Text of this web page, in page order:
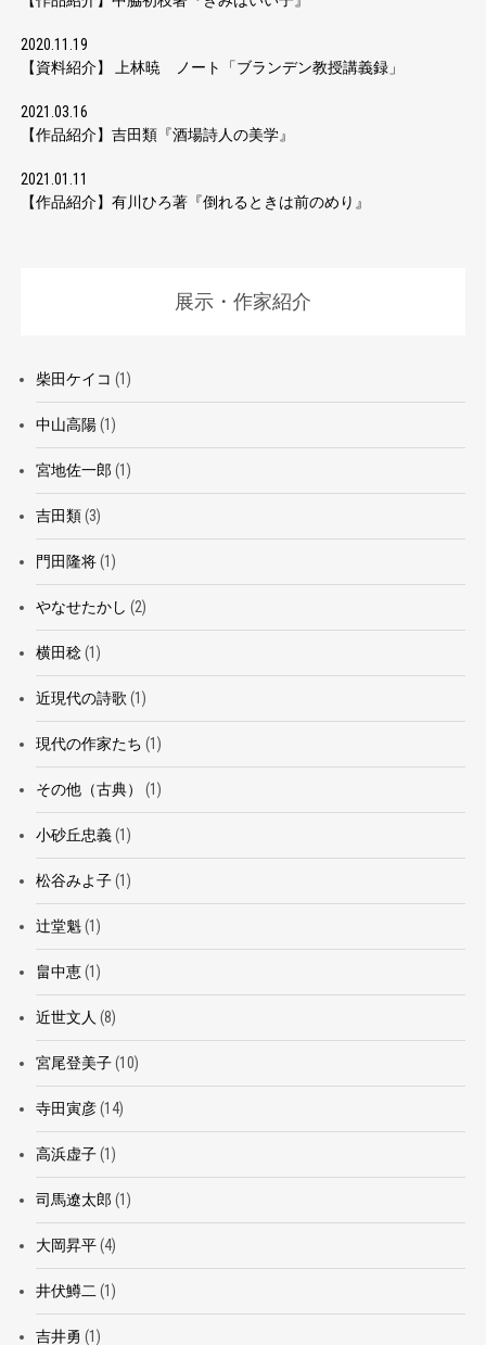
2020.11.19
【資料紹介】 上林暁 ノート「ブランデン教授講義録」
2021.03.16
【作品紹介】吉田類『酒場詩人の美学』
2021.01.11
【作品紹介】有川ひろ著『倒れるときは前のめり』
展示・作家紹介
柴田ケイコ (1)
中山高陽(1)
宮地佐一郎 (1)
吉田類(3)
門田隆将(1)
やなせたかし (2)
横田稔(1)
近現代の詩歌 (1)
現代の作家たち (1)
その他（古典） (1)
小砂丘忠義(1)
松谷みよ子(1)
辻堂魁(1)
畠中恵(1)
近世文人 (8)
宮尾登美子(10)
寺田寅彦(14)
高浜虚子(1)
司馬遼太郎 (1)
大岡昇平(4)
井伏鱒二 (1)
吉井勇 (1)